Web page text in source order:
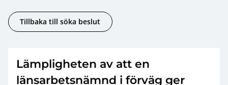
Tillbaka till söka beslut
Lämpligheten av att en
länsarbetsnämnd i förväg ger